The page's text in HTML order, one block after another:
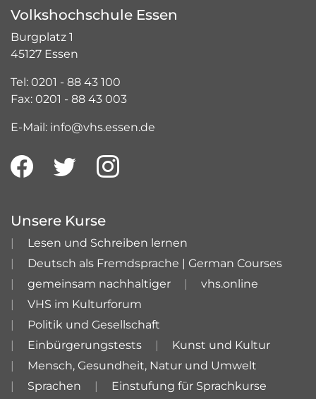
Volkshochschule Essen
Burgplatz 1
45127 Essen
Tel: 0201 - 88 43 100
Fax: 0201 - 88 43 003
E-Mail: info@vhs.essen.de
Unsere Kurse
Lesen und Schreiben lernen
Deutsch als Fremdsprache | German Courses
gemeinsam nachhaltiger
vhs.online
VHS im Kulturforum
Politik und Gesellschaft
Einbürgerungstests
Kunst und Kultur
Mensch, Gesundheit, Natur und Umwelt
Sprachen
Einstufung für Sprachkurse